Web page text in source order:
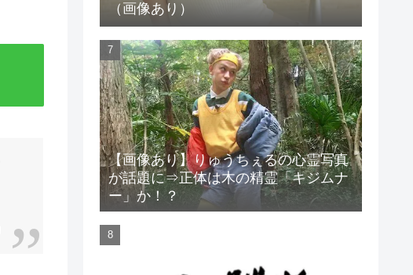
（画像あり）
【画像あり】りゅうちぇるの心霊写真
が話題に⇒正体は木の精霊「キジムナ
ー」か！？